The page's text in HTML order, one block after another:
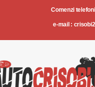
Comenzi
e-mail :